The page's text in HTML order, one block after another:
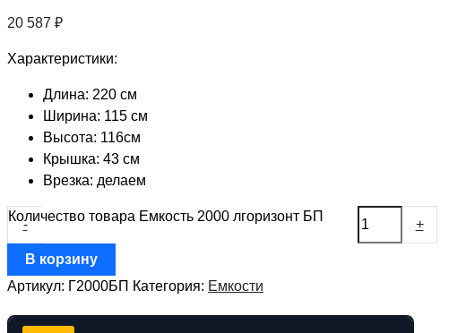
20 587 ₽
Характеристики:
Длина: 220 см
Ширина: 115 см
Высота: 116см
Крышка: 43 см
Врезка: делаем
-
Количество товара Емкость 2000 лгоризонт БП
+
В корзину
Артикул: Г2000БП Категория: Емкости